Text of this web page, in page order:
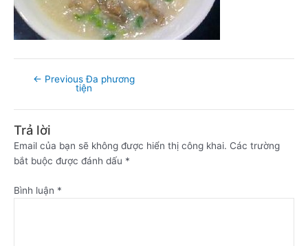
← Previous Đa phương
tiện
Trả lời
Email của bạn sẽ không được hiển thị công khai. Các trường
bắt buộc được đánh dấu *
Bình luận *